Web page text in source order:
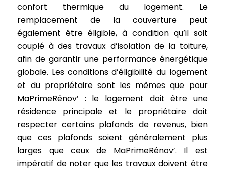
confort thermique du logement. Le
remplacement de la couverture peut
également être éligible, à condition qu’il soit
couplé à des travaux d’isolation de la toiture,
afin de garantir une performance énergétique
globale. Les conditions d’éligibilité du logement
et du propriétaire sont les mêmes que pour
MaPrimeRénov’ : le logement doit être une
résidence principale et le propriétaire doit
respecter certains plafonds de revenus, bien
que ces plafonds soient généralement plus
larges que ceux de MaPrimeRénov’. Il est
impératif de noter que les travaux doivent être